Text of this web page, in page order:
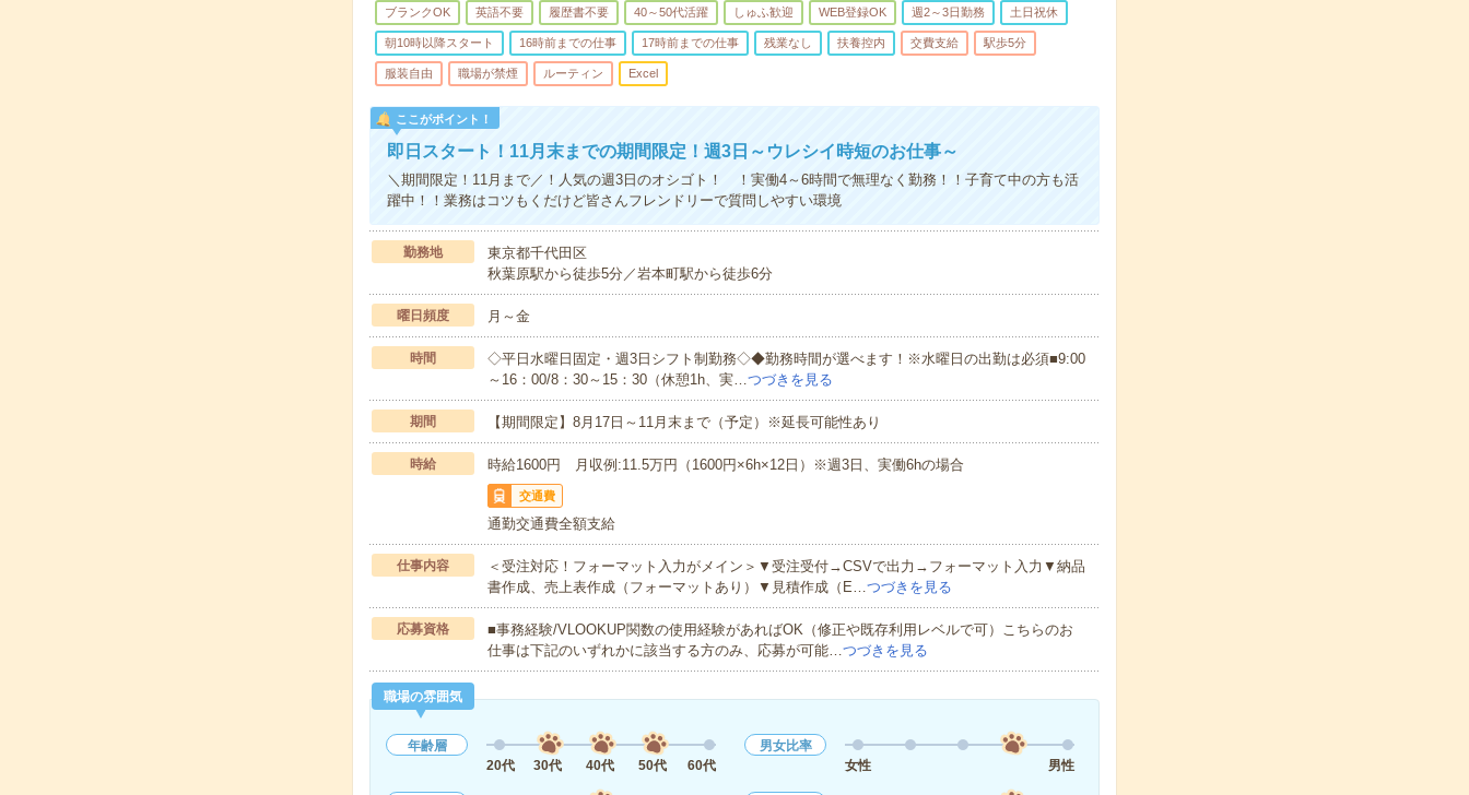
ブランクOK 英語不要 履歴書不要 40～50代活躍 しゅふ歓迎 WEB登録OK 週2～3日勤務 土日祝休
朝10時以降スタート 16時前までの仕事 17時前までの仕事 残業なし 扶養控内 交費支給 駅歩5分
服装自由 職場が禁煙 ルーティン Excel
ここがポイント！
即日スタート！11月末までの期間限定！週3日～ウレシイ時短のお仕事～
＼期間限定！11月まで／！人気の週3日のオシゴト！ ！実働4～6時間で無理なく勤務！！子育て中の方も活
躍中！！業務はコツもくだけど皆さんフレンドリーで質問しやすい環境
勤務地
東京都千代田区
秋葉原駅から徒歩5分／岩本町駅から徒歩6分
曜日頻度 月～金
時間
◇平日水曜日固定・週3日シフト制勤務◇◆勤務時間が選べます！※水曜日の出勤は必須■9:00
～16：00/8：30～15：30（休憩1h、実…つづきを見る
期間 【期間限定】8月17日～11月末まで（予定）※延長可能性あり
時給 時給1600円 月収例:11.5万円（1600円×6h×12日）※週3日、実働6hの場合
交通費
通勤交通費全額支給
仕事内容
＜受注対応！フォーマット入力がメイン＞▼受注受付→CSVで出力→フォーマット入力▼納品
書作成、売上表作成（フォーマットあり）▼見積作成（E…つづきを見る
応募資格
■事務経験/VLOOKUP関数の使用経験があればOK（修正や既存利用レベルで可）こちらのお
仕事は下記のいずれかに該当する方のみ、応募が可能…つづきを見る
職場の雰囲気
年齢層
20代
30代 40代 50代 60代
男女比率
女性
男性